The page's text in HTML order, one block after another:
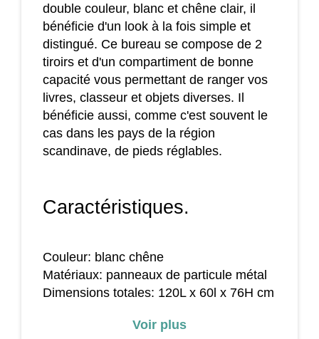
double couleur, blanc et chêne clair, il
bénéficie d'un look à la fois simple et
distingué. Ce bureau se compose de 2
tiroirs et d'un compartiment de bonne
capacité vous permettant de ranger vos
livres, classeur et objets diverses. Il
bénéficie aussi, comme c'est souvent le
cas dans les pays de la région
scandinave, de pieds réglables.
Caractéristiques.
Couleur: blanc chêne
Matériaux: panneaux de particule métal
Dimensions totales: 120L x 60l x 76H cm
Dimensions compartiment: 46l x 43P x
Voir plus